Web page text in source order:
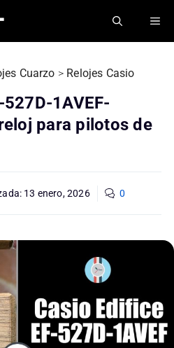
Cuarzo > Relojes Casio
1AVEF-
para pilotos de
13 enero, 2026 0